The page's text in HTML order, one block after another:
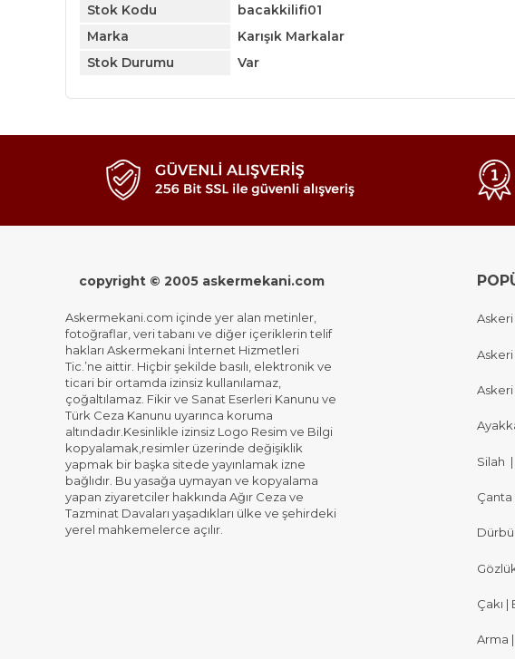
Stok Kodu
bacakkilifi01
Marka
Karışık Markalar
Stok Durumu
Var
copyright © 2005 askermekani.com
Askermekani.com içinde yer alan metinler,
fotoğraflar, veri tabanı ve diğer içeriklerin telif
hakları Askermekani İnternet Hizmetleri
Tic.’ne aittir. Hiçbir şekilde basılı, elektronik ve
ticari bir ortamda izinsiz kullanılamaz,
çoğaltılamaz. Fikir ve Sanat Eserleri Kanunu ve
Türk Ceza Kanunu uyarınca koruma
altındadır.Kesinlikle izinsiz Logo Resim ve Bilgi
kopyalamak,resimler üzerinde değişiklik
yapmak bir başka sitede yayınlamak izne
bağlıdır. Bu yasağa uymayan ve kopyalama
yapan ziyaretciler hakkında Ağır Ceza ve
Tazminat Davaları yaşadıkları ülke ve şehirdeki
yerel mahkemelerce açılır.
Silah |
Çakı |
Arma